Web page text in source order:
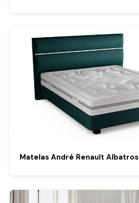
Matelas André Renault Albatros